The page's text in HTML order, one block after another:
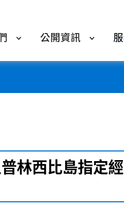
公開資訊
林西比島指定